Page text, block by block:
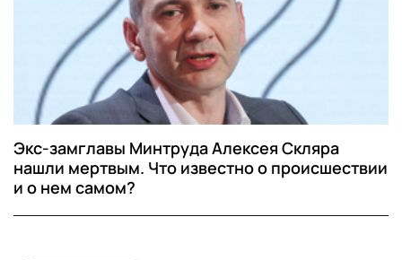
Экс-замглавы Минтруда Алексея Скляра
нашли мертвым. Что известно о происшествии
и о нем самом?